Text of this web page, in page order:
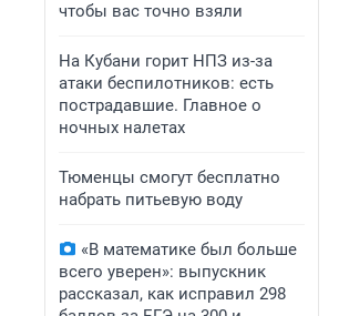
чтобы вас точно взяли
На Кубани горит НПЗ из-за
атаки беспилотников: есть
пострадавшие. Главное о
ночных налетах
Тюменцы смогут бесплатно
набрать питьевую воду
«В математике был больше
всего уверен»: выпускник
рассказал, как исправил 298